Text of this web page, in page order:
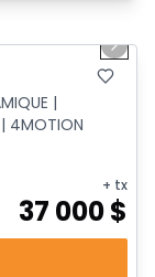
Next
|
| 4MOTION
+ tx
37 000$